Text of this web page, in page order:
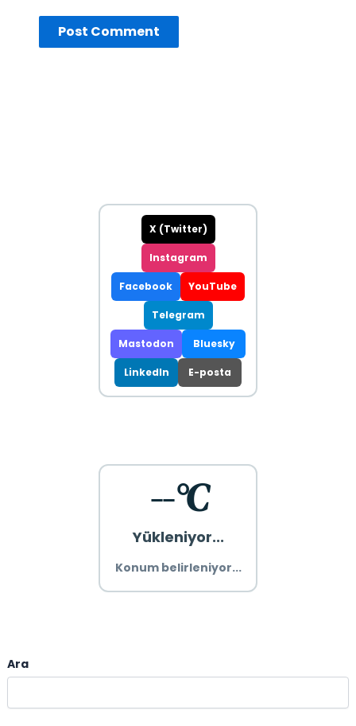
X (Twitter)
Instagram
Facebook YouTube
Telegram
Mastodon Bluesky
LinkedIn E-posta
--°C
Yükleniyor...
Konum belirleniyor...
Ara